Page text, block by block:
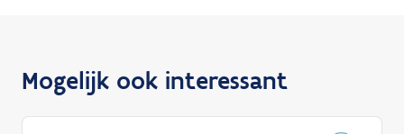
Mogelijk ook interessant